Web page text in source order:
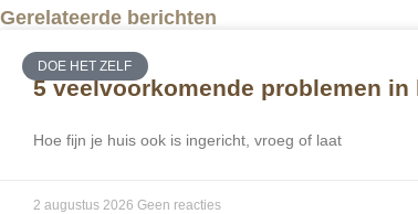
Gerelateerde berichten
DOE HET ZELF
5 veelvoorkomende problemen
Hoe fijn je huis ook is ingericht, vroeg of laat
2 augustus 2026 Geen reacties